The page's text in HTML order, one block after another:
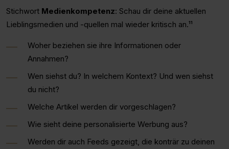
Stichwort Medienkompetenz: Schau dir deine aktuellen
Lieblingsmedien und -quellen mal wieder kritisch an.¹¹
Woher beziehen sie ihre Informationen oder
Annahmen?
Wen siehst du? In welchem Kontext? Und wen siehst
du nicht?
Welche Artikel werden dir vorgeschlagen?
Wie sieht deine personalisierte Werbung aus?
Werden dir auch Feeds gezeigt, die konträr zu deinen